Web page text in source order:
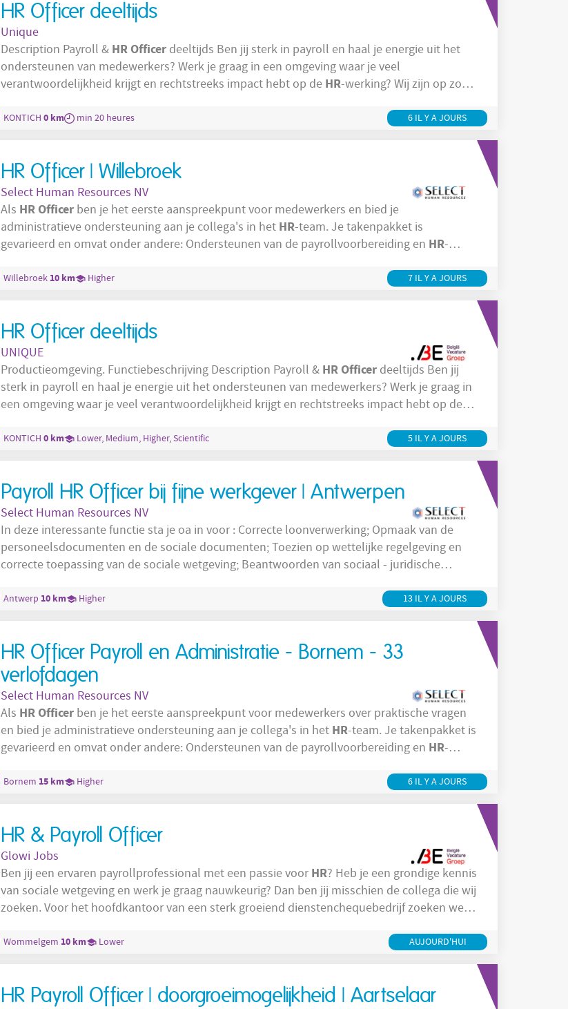
HR Officer deeltijds
Unique
Description Payroll & HR Officerdeeltijds Ben jij sterk in payroll en haal je energie uit het
ondersteunen van medewerkers? Werk je graag in een omgeving waar je veel
verantwoordelijkheid krijgt en rechtstreeks impact hebt op de HR-werking? Wij zijn op zoek
en maakt deel uit van een internationale groep,
KONTICH 0 km min 20 heures 6 IL Y A JOURS
HR Officer | Willebroek
Select Human Resources NV
Als HR Officerben je het eerste aanspreekpunt voor medewerkers en bied je
administratieve ondersteuning aan je collega's in het HR-team. Je takenpakket is
gevarieerd en omvat onder andere: Ondersteunen van de payrollvoorbereiding en HR-
medewerkers. Opvolgen van afwezigheden, arbeidsongevallen en opleidingen. Fungeren
Willebroek 10 km Higher 7 IL Y A JOURS
HR Officer deeltijds
UNIQUE
Productieomgeving. Functiebeschrijving Description Payroll & HR Officerdeeltijds Ben jij
sterk in payroll en haal je energie uit het ondersteunen van medewerkers? Werk je graag in
een omgeving waar je veel verantwoordelijkheid krijgt en rechtstreeks impact hebt op de
telt een 80-tal medewerkers en maakt deel
KONTICH 0 km Lower, Medium, Higher, Scientific 5 IL Y A JOURS
Payroll HR Officer bij fijne werkgever | Antwerpen
Select Human Resources NV
In deze interessante functie sta je oa in voor : Correcte loonverwerking; Opmaak van de
personeelsdocumenten en de sociale documenten; Toezien op wettelijke regelgeving en
correcte toepassing van de sociale wetgeving; Beantwoorden van sociaal - juridische
Antwerp 10 km Higher 13 IL Y A JOURS
HR Officer Payroll en Administratie - Bornem - 33
verlofdagen
Select Human Resources NV
Als HR Officerben je het eerste aanspreekpunt voor medewerkers over praktische vragen
en bied je administratieve ondersteuning aan je collega's in het HR-team. Je takenpakket is
gevarieerd en omvat onder andere: Ondersteunen van de payrollvoorbereiding en HR-
medewerkers. Opvolgen van afwezigheden, arbeidsongevallen en opleidingen.
Bornem 15 km Higher 6 IL Y A JOURS
HR & Payroll Officer
Glowi Jobs
Ben jij een ervaren payrollprofessional met een passie voor HR? Heb je een grondige kennis
van sociale wetgeving en werk je graag nauwkeurig? Dan ben jij misschien de collega die wij
zoeken. Voor het hoofdkantoor van een sterk groeiend dienstenchequebedrijf zoeken we
secretariaat en zorg je voor een correcte loonadministratie. Daarnaast ben je het
Wommelgem 10 km Lower AUJOURD'HUI
HR Payroll Officer | doorgroeimogelijkheid | Aartselaar